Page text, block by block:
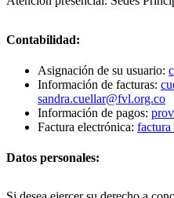
Contabilidad:
Asignación de su usuario:
Información de facturas:
sandra.cuellar@fvl.org.co
Información de pagos:
Factura electrónica:
Datos personales: